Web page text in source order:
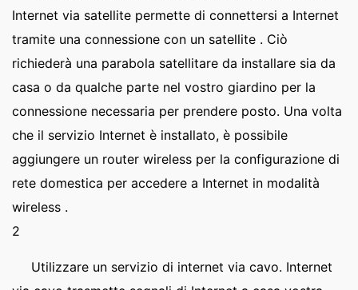
Internet via satellite permette di connettersi a Internet
tramite una connessione con un satellite . Ciò
richiederà una parabola satellitare da installare sia da
casa o da qualche parte nel vostro giardino per la
connessione necessaria per prendere posto. Una volta
che il servizio Internet è installato, è possibile
aggiungere un router wireless per la configurazione di
rete domestica per accedere a Internet in modalità
wireless .
2
Utilizzare un servizio di internet via cavo. Internet